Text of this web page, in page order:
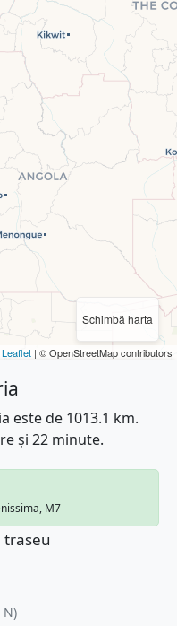
Schimbă harta
Leaflet | © OpenStreetMap contributors
este de 1013.1 km.
și 22 minute.
M7
traseu
N)